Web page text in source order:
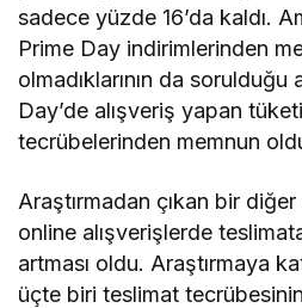
sadece yüzde 16’da kaldı.
Prime Day indirimlerinden
olmadıklarının da sorulduğu
Day’de alışveriş yapan
tecrübelerinden memnun
Araştırmadan çıkan bir diğer
online alışverişlerde
artması oldu. Araştırmaya
üçte biri teslimat